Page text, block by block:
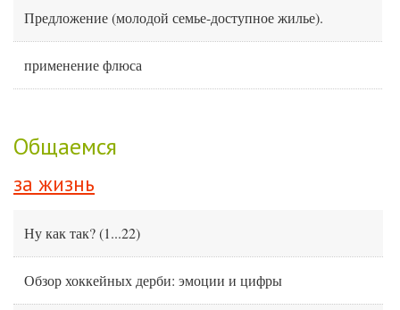
Предложение (молодой семье-доступное жилье).
применение флюса
Общаемся
за жизнь
Ну как так?(1...22)
Обзор хоккейных дерби: эмоции и цифры